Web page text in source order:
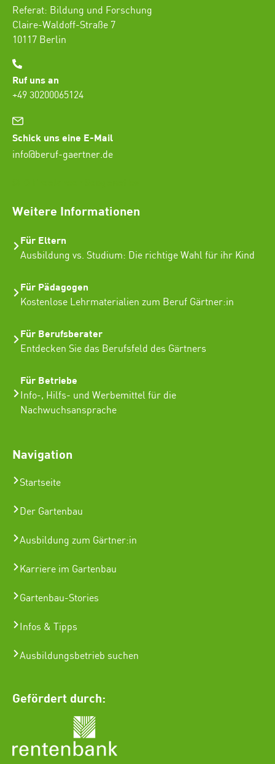
Referat: Bildung und Forschung
Claire-Waldoff-Straße 7
10117 Berlin
Ruf uns an
+49 30200065124
Schick uns eine E-Mail
info@beruf-gaertner.de
Weitere Informationen
Für Eltern
Ausbildung vs. Studium: Die richtige Wahl für ihr Kind
Für Pädagogen
Kostenlose Lehrmaterialien zum Beruf Gärtner:in
Für Berufsberater
Entdecken Sie das Berufsfeld des Gärtners
Für Betriebe
Info-, Hilfs- und Werbemittel für die
Nachwuchsansprache
Navigation
Startseite
Der Gartenbau
Ausbildung zum Gärtner:in
Karriere im Gartenbau
Gartenbau-Stories
Infos & Tipps
Ausbildungsbetrieb suchen
Gefördert durch: